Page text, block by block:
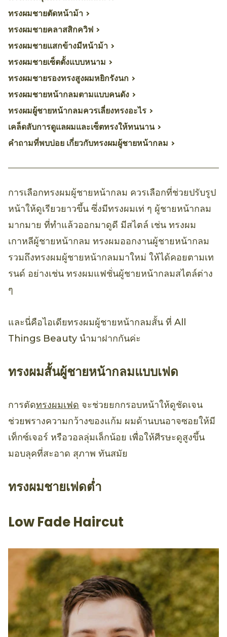
ทรงผมชายตัดหน้าม้า
ทรงผมชายคลาสสิกควิฟ
ทรงผมชายแสกข้างมีหน้าม้า
ทรงผมชายเซ็ตตั้งแบบหนาม
ทรงผมชายรองทรงสูงผมหยิกรังนก
ทรงผมชายหน้ากลมตามแบบคนดัง
ทรงผมผู้ชายหน้ากลมควรเลี่ยงทรงอะไร
เคล็ดลับการดูแลผมและเซ็ตทรงให้ทนนาน
คำถามที่พบบ่อย เกี่ยวกับทรงผมผู้ชายหน้ากลม
การเลือกทรงผมผู้ชายหน้ากลม ควรเลือกที่ช่วยปรับรูป
หน้าให้ดูเรียวยาวขึ้น ซึ่งมีทรงผมเท่ ๆ ผู้ชายหน้ากลม
มากมาย ที่ทำแล้วออกมาดูดี มีสไตล์ เช่น ทรงผม
เกาหลีผู้ชายหน้ากลม ทรงผมออกงานผู้ชายหน้ากลม
รวมถึงทรงผมผู้ชายหน้ากลมมาใหม่ ให้ได้คอยตามเท
รนด์ อย่างเช่น ทรงผมแฟชั่นผู้ชายหน้ากลมสไตล์ต่าง
ๆ
และนี่คือไอเดียทรงผมผู้ชายหน้ากลมสั้น ที่ All
Things Beauty นำมาฝากกันค่ะ
ทรงผมสั้นผู้ชายหน้ากลมแบบเฟด
การตัดทรงผมเฟด จะช่วยยกกรอบหน้าให้ดูชัดเจน
ช่วยพรางความกว้างของแก้ม ผมด้านบนอาจซอยให้มี
เท็กซ์เจอร์ หรือวอลลุ่มเล็กน้อย เพื่อให้ศีรษะดูสูงขึ้น
มอบลุคที่สะอาด สุภาพ ทันสมัย
ทรงผมชายเฟดต่ำ
Low Fade Haircut